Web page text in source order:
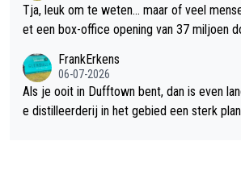
Tja, leuk om te weten... maar of veel
et een box-office opening van 37 miljoen
FrankErkens
06-07-2026
Als je ooit in Dufftown bent, dan is even
e distilleerderij in het gebied een sterk plan. Of beter nog;